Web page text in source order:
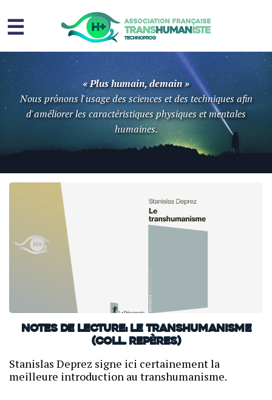
☰
Homme augmenté
Immortalité ?
Question sociale
Risques
« Plus humain, demain »
Nous prônons l'usage des sciences et des techniques afin
d'améliorer les caractéristiques physiques et mentales
humaines.
Notes de lecture: Le Transhumanisme
(coll. Repères)
Stanislas Deprez signe ici certainement la
meilleure introduction au transhumanisme.